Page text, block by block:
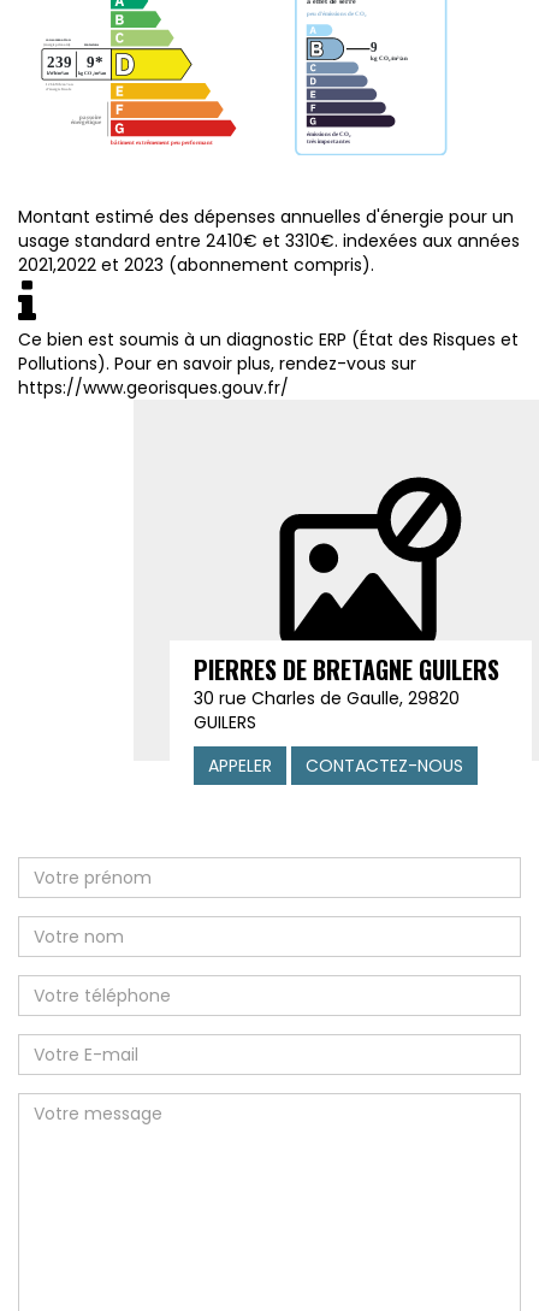
Montant estimé des dépenses annuelles d'énergie pour un
usage standard entre 2410€ et 3310€. indexées aux années
2021,2022 et 2023 (abonnement compris).
Ce bien est soumis à un diagnostic ERP (État des Risques et
Pollutions). Pour en savoir plus, rendez-vous sur
https://www.georisques.gouv.fr/
PIERRES DE BRETAGNE GUILERS
30 rue Charles de Gaulle, 29820
GUILERS
APPELER
CONTACTEZ-NOUS